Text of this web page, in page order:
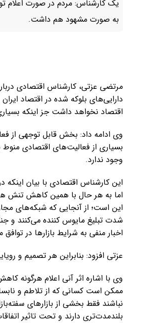
یک کارشناس: مردم در صورت اعلام
به صورت مشهود هم داشت.
دارایی‌های بلوکه شده در اقتصاد
اقتصاد نخواهد داشت جز اینکه
وی ادامه داد: بخش قابل توجهی از
بسیاری از فعالیت‌های اقتصادی
وجود ندارد.
این کارشناس اقتصادی با بیان
اما به هر حال با همین کاهش تنش هر
این است؛ از آنجایی که شبکه‌های
شدت تبلیغ مایوس کننده می‌کنند و
اخبار منفی به شرایط بازارها در
عزتی افزود: بنابراین هر تصمیم و
وی با اشاره اثر آنی اعلام هرگونه
ممکن است کسانی که از تلاطم و
نباشند فقط بخشی از بازارهای
بلندمدت‌تری دارند و تحت تاثیر